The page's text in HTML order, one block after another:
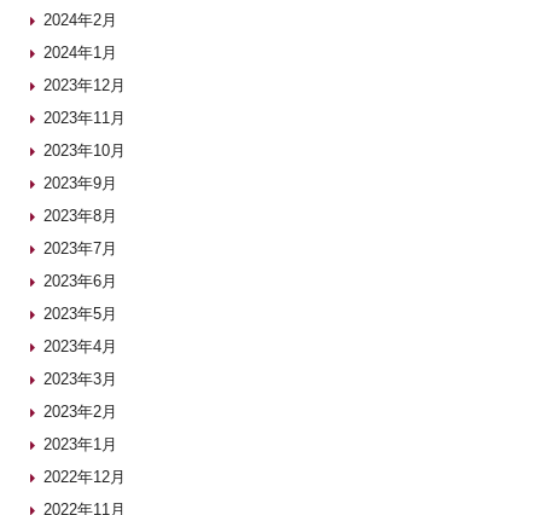
2024年2月
2024年1月
2023年12月
2023年11月
2023年10月
2023年9月
2023年8月
2023年7月
2023年6月
2023年5月
2023年4月
2023年3月
2023年2月
2023年1月
2022年12月
2022年11月